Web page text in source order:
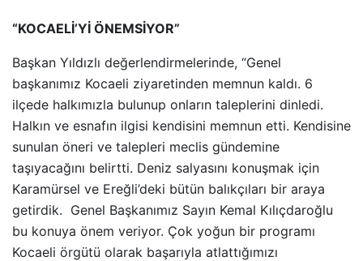
“KOCAELİ’Yİ ÖNEMSİYOR”
Başkan Yıldızlı değerlendirmelerinde, “Genel
başkanımız Kocaeli ziyaretinden memnun kaldı. 6
ilçede halkımızla bulunup onların taleplerini dinledi.
Halkın ve esnafın ilgisi kendisini memnun etti. Kendisine
sunulan öneri ve talepleri meclis gündemine
taşıyacağını belirtti. Deniz salyasını konuşmak için
Karamürsel ve Ereğli’deki bütün balıkçıları bir araya
getirdik. Genel Başkanımız Sayın Kemal Kılıçdaroğlu
bu konuya önem veriyor. Çok yoğun bir programı
Kocaeli örgütü olarak başarıyla atlattığımızı